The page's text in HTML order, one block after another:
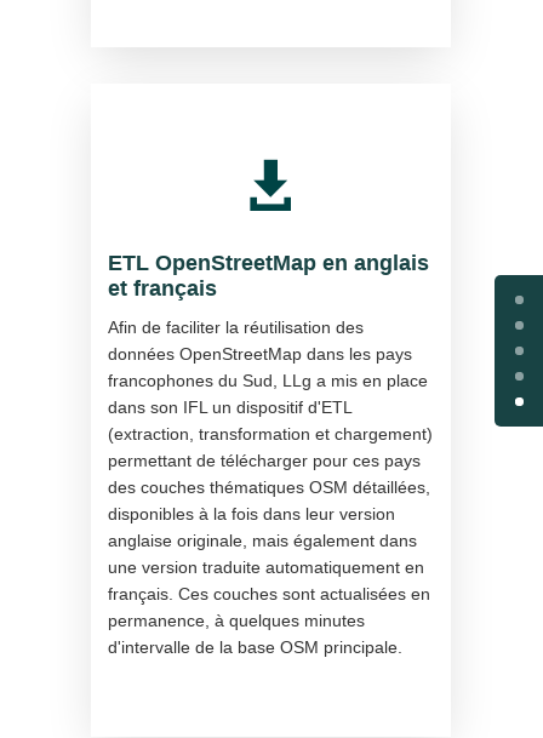

ETL OpenStreetMap en anglais
et français
Afin de faciliter la réutilisation des
données OpenStreetMap dans les pays
francophones du Sud, LLg a mis en place
dans son IFL un dispositif d'ETL
(extraction, transformation et chargement)
permettant de télécharger pour ces pays
des couches thématiques OSM détaillées,
disponibles à la fois dans leur version
anglaise originale, mais également dans
une version traduite automatiquement en
français. Ces couches sont actualisées en
permanence, à quelques minutes
d'intervalle de la base OSM principale.